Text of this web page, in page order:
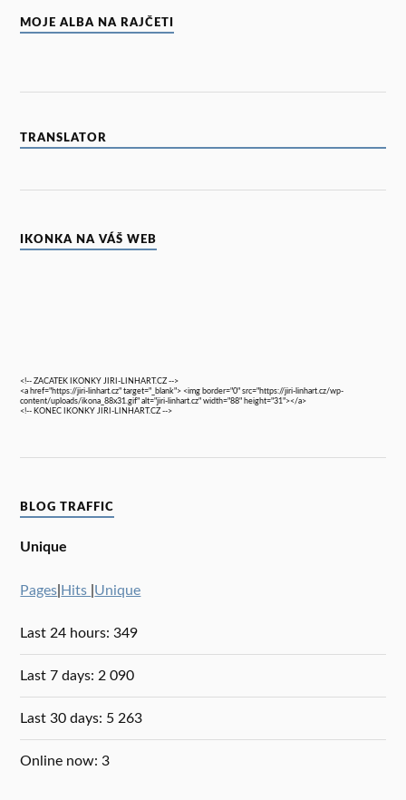
MOJE ALBA NA RAJČETI
TRANSLATOR
IKONKA NA VÁŠ WEB
<!-- ZACATEK IKONKY JIRI-LINHART.CZ -->
<a href="https://jiri-linhart.cz" target="_blank"> <img border="0" src="https://jiri-linhart.cz/wp-
content/uploads/ikona_88x31.gif" alt="jiri-linhart.cz" width="88" height="31"></a>
<!-- KONEC IKONKY JIRI-LINHART.CZ -->
BLOG TRAFFIC
Unique
Pages Hits Unique
Last 24 hours:349
Last 7 days:2 090
Last 30 days: 5 263
Online now: 3